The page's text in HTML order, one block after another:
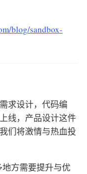
blog/sandbox-
求设计，代码编
线，产品设计这件
们将激情与热血投
方需要提升与优